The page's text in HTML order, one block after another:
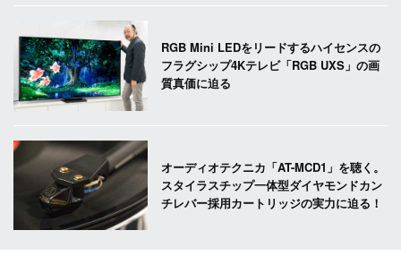
RGB Mini LEDをリードするハイセンスの
フラグシップ4Kテレビ「RGB UXS」の画
質真価に迫る
オーディオテクニカ「AT-MCD1」を聴く。
スタイラスチップ一体型ダイヤモンドカン
チレバー採用カートリッジの実力に迫る！